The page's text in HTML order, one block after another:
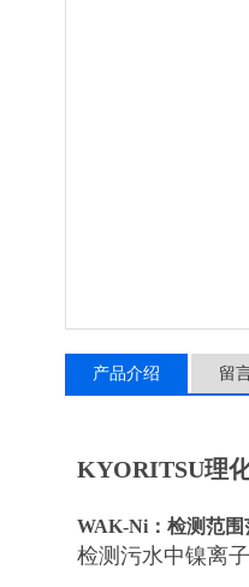
产品介绍 留
KYORITSU理
WAK-Ni：检测范围
检测污水中镍离